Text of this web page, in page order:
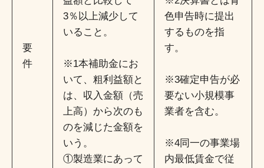
要
件
3％以上減少して
いること。
※1本補助金にお
いて、粗利益額と
は、収入金額（売
上高）から次のも
のを減じた金額を
いう。
①製造業にあって
色申告時に提出
するものを指
す。
※3確定申告が必
要ない小規模事
業者を含む。
※4同一の事業場
内最低賃金で従